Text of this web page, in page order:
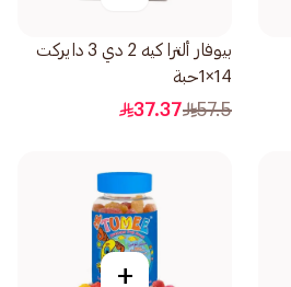
بيوفار ألترا كيه 2 دي 3 دايركت
14×1حبة
57.5
37.37
+